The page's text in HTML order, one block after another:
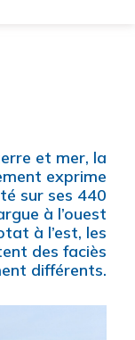
et mer, la
exprime
sur ses 440
à l’ouest
à l’est, les
des faciès
différents.